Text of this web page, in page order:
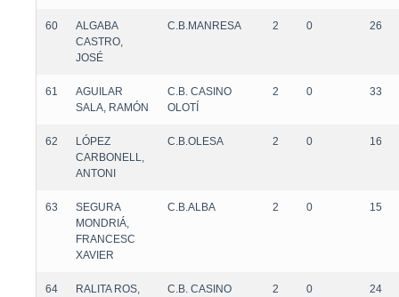
60
ALGABA
CASTRO,
JOSÉ
C.B.MANRESA 2 0 26
61
AGUILAR
SALA, RAMÓN
C.B. CASINO
OLOTÍ
2 0 33
62
LÓPEZ
CARBONELL,
ANTONI
C.B.OLESA 2 0 16
63
SEGURA
MONDRIÁ,
FRANCESC
XAVIER
C.B.ALBA 2 0 15
64
RALITA ROS,
C.B. CASINO
2 0 24